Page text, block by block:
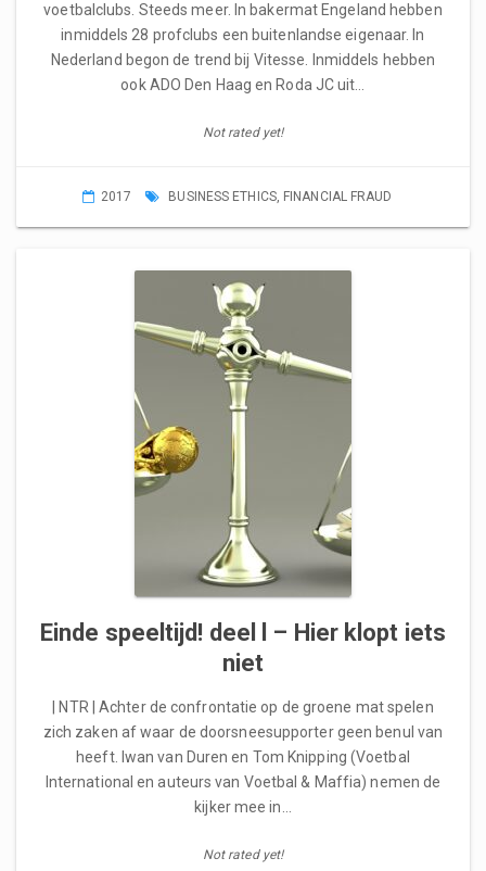
voetbalclubs. Steeds meer. In bakermat Engeland hebben
inmiddels 28 profclubs een buitenlandse eigenaar. In
Nederland begon de trend bij Vitesse. Inmiddels hebben
ook ADO Den Haag en Roda JC uit…
Not rated yet!
2017 BUSINESS ETHICS, FINANCIAL FRAUD
Einde speeltijd! deel l – Hier klopt iets
niet
| NTR | Achter de confrontatie op de groene mat spelen
zich zaken af waar de doorsneesupporter geen benul van
heeft. Iwan van Duren en Tom Knipping (Voetbal
International en auteurs van Voetbal & Maffia) nemen de
kijker mee in…
Not rated yet!